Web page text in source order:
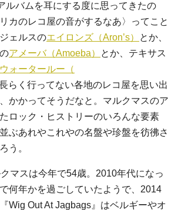
ルバムを耳にする度に思ってきたの
カのレコ屋の音がするなあ〉ってこと
ェルスのエイロンズ（Aron’s）
とか、
アメーバ（Amoeba）
とか、テキサス
ウォータールー（
らく行ってない各地のレコ屋を思い出
かかってそうだなと。マルクマスのア
ロック・ヒストリーのいろんな要素
ぶあれやこれやの名盤や珍盤を彷彿さ
う。
マスは今年で54歳。2010年代になっ
何年かを過ごしていたようで、2014
Wig Out At Jagbags』はベルギーやオ